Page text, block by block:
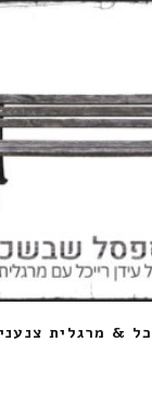
& מרגלית